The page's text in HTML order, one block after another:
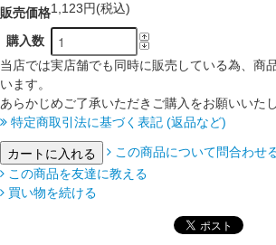
販売価格1,123円(税込)
購入数
当店では実店舗でも同時に販売している為、商
います。
あらかじめご了承いただきご購入をお願いいたし
特定商取引法に基づく表記 (返品など)
この商品について問合わせ
この商品を友達に教える
買い物を続ける